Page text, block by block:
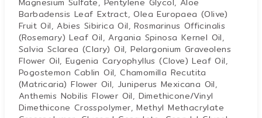
Barbadensis Leaf Extract, Olea Europaea (Olive)
Fruit Oil, Abies Sibirica Oil, Rosmarinus Officinalis
(Rosemary) Leaf Oil, Argania Spinosa Kernel Oil,
Salvia Sclarea (Clary) Oil, Pelargonium Graveolens
Flower Oil, Eugenia Caryophyllus (Clove) Leaf Oil,
Pogostemon Cablin Oil, Chamomilla Recutita
(Matricaria) Flower Oil, Juniperus Mexicana Oil,
Anthemis Nobilis Flower Oil, Dimethicone/Vinyl
Dimethicone Crosspolymer, Methyl Methacrylate